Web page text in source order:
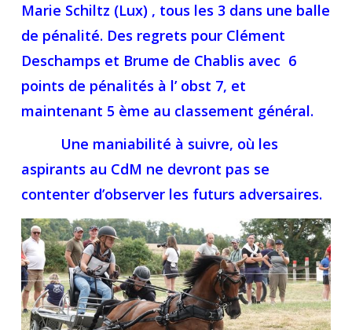
Marie Schiltz (Lux) , tous les 3 dans une balle
de pénalité. Des regrets pour Clément
Deschamps et Brume de Chablis avec 6
points de pénalités à l’ obst 7, et
maintenant 5 ème au classement général.
Une maniabilité à suivre, où les
aspirants au CdM ne devront pas se
contenter d’observer les futurs adversaires.